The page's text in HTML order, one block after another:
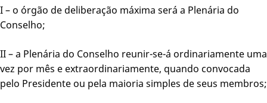
I – o órgão de deliberação máxima será a Plenária do
Conselho;
II – a Plenária do Conselho reunir-se-á ordinariamente uma
vez por mês e extraordinariamente, quando convocada
pelo Presidente ou pela maioria simples de seus membros;